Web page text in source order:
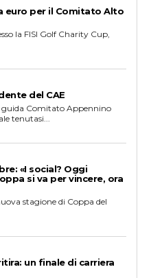
euro per il Comitato Alto
la FISI Golf Charity Cup,
del CAE
guida Comitato Appennino
tenutasi...
«I social? Oggi
si va per vincere, ora
stagione di Coppa del
un finale di carriera